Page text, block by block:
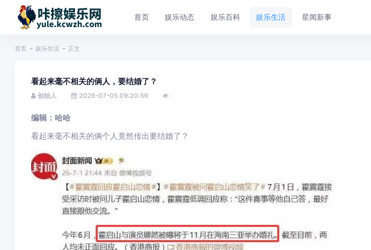
首页 娱乐动态 娱乐百科 娱乐生活 星闻新事
首页 娱乐生活 正文
看起来毫不相关的俩人，要结婚了？
创始人 2026-07-05 09:20:59
编辑：哈哈
看起来毫不相关的俩个人竟然传出要结婚了？